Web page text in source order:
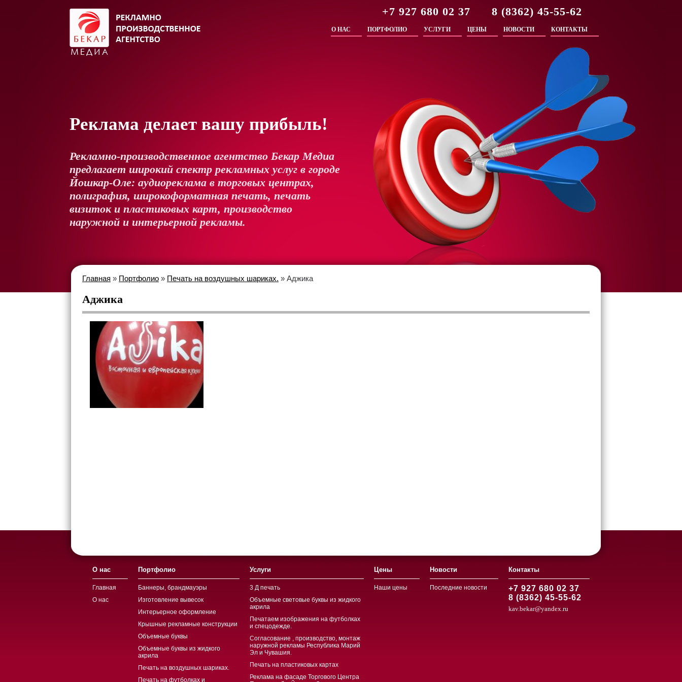
+7 927 680 02 37 8 (8362) 45-55-62
О НАС ПОРТФОЛИО УСЛУГИ ЦЕНЫ НОВОСТИ КОНТАКТЫ
Реклама делает вашу прибыль!
Рекламно-производственное агентство Бекар Медиа
предлагает широкий спектр рекламных услуг в городе
Йошкар-Оле: аудиореклама в торговых центрах,
полиграфия, широкоформатная печать, печать
визиток и пластиковых карт, производство
наружной и интерьерной рекламы.
Главная » Портфолио » Печать на воздушных шариках. » Аджика
Аджика
О нас
Главная
О нас
Портфолио
Баннеры, брандмауэры
Изготовление вывесок
Интерьерное оформление
Крышные рекламные конструкции
Объемные буквы
Объемные буквы из жидкого
акрила
Печать на воздушных шариках.
Печать на футболках и
Услуги
3 Д печать
Объемные световые буквы из жидкого
акрила
Печатаем изображения на футболках
и спецодежде.
Согласование , производство, монтаж
наружной рекламы Республика Марий
Эл и Чувашия.
Печать на пластиковых картах
Реклама на фасаде Торгового Центра
Цены
Наши цены
Новости
Последние новости
Контакты
+7 927 680 02 37
8 (8362) 45-55-62
kav.bekar@yandex.ru